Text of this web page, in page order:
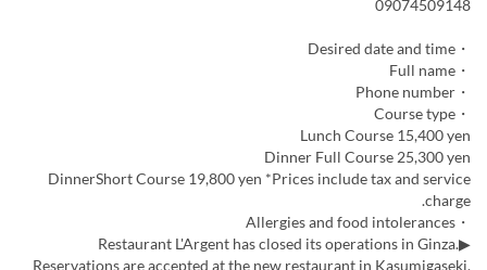
09074509148
・Desired date and time
・Full name
・Phone number
・Course type
Lunch Course 15,400 yen
Dinner Full Course 25,300 yen
DinnerShort Course 19,800 yen *Prices include tax and service
charge.
・Allergies and food intolerances
▶Restaurant L'Argent has closed its operations in Ginza.
Reservations are accepted at the new restaurant in Kasumigaseki,